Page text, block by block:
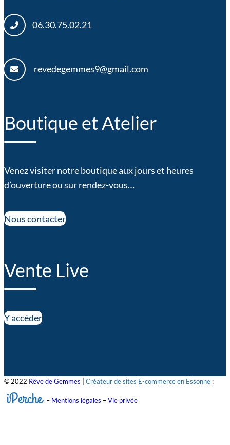
06.30.75.02.21
revedegemmes9@gmail.com
Boutique et Atelier
Venez visiter notre boutique aux jours et heures
d’ouverture ou sur rendez-vous…
Nous contacter
Vente Live
Y accéder
© 2022 Rêve de Gemmes Créateur de sites E-commerce en Essonne :
iPerche – Mentions légales –Vie privée